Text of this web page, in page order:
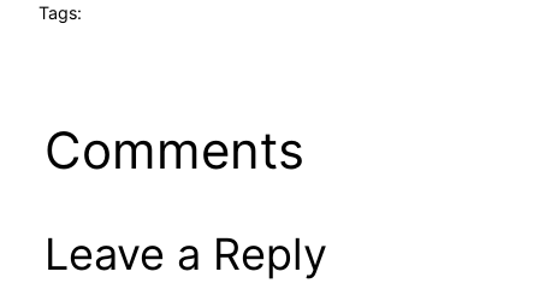
Tags:
Comments
Leave a Reply